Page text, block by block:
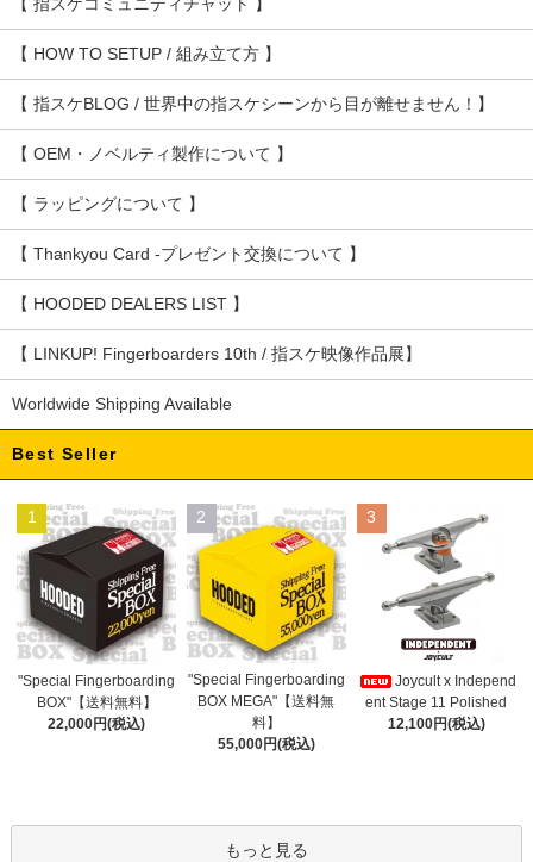
【 指スケコミュニティチャット 】
【 HOW TO SETUP / 組み立て方 】
【 指スケBLOG / 世界中の指スケシーンから目が離せません！】
【 OEM・ノベルティ製作について 】
【 ラッピングについて 】
【 Thankyou Card -プレゼント交換について 】
【 HOODED DEALERS LIST 】
【 LINKUP! Fingerboarders 10th / 指スケ映像作品展】
Worldwide Shipping Available
Best Seller
1
"Special Fingerboarding
BOX"【送料無料】
22,000円(税込)
2
"Special Fingerboarding
BOX MEGA"【送料無
料】
55,000円(税込)
3
Joycult x Independ
ent Stage 11 Polished
12,100円(税込)
もっと見る